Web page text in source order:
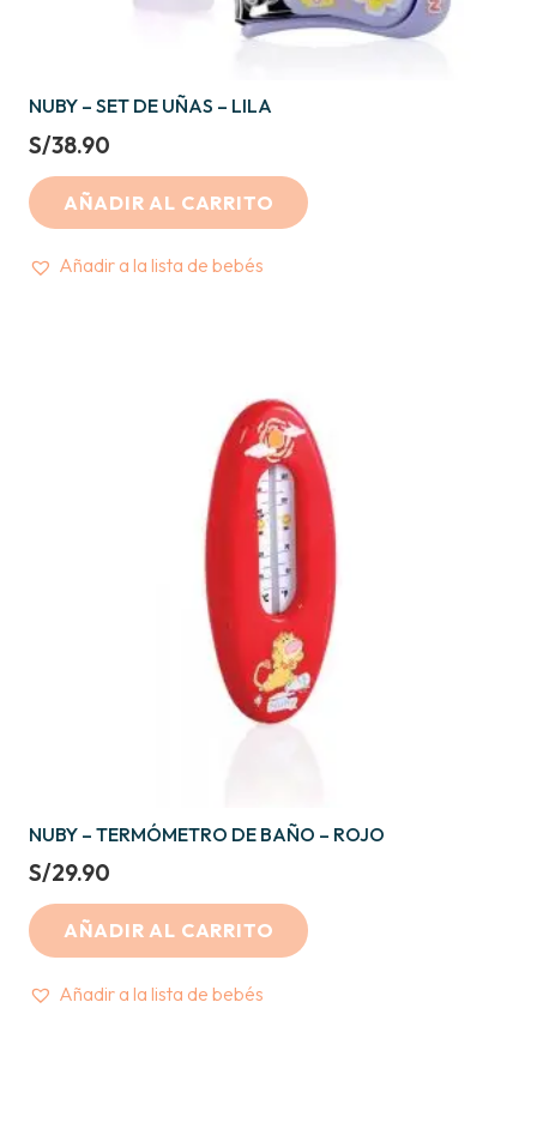
NUBY – SET DE UÑAS – LILA
S/38.90
AÑADIR AL CARRITO
Añadir a la lista de bebés
NUBY – TERMÓMETRO DE BAÑO – ROJO
S/29.90
AÑADIR AL CARRITO
Añadir a la lista de bebés